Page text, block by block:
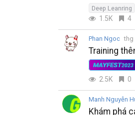
Deep Leanring
1.5K 4
Phan Ngoc thg
Training
MAYFEST2023
2.5K 0
Manh Nguyễn
Khám phá